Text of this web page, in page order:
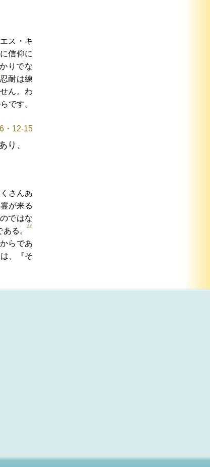
ス・キ
信仰に
りでな
忍耐は練
ん。わ
です。
・12-15
り、
さんあ
が来る
ではな
ある。
14
らであ
、『そ